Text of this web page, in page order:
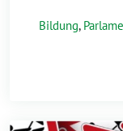
Bildung,